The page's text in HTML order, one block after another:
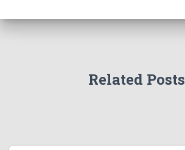
Related Posts